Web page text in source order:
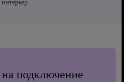
на подключение